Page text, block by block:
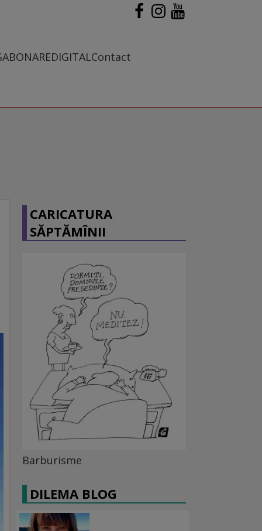
ABONAREDIGITALContact
CARICATURA
SĂPTĂMÎNII
Barburisme
DILEMA BLOG